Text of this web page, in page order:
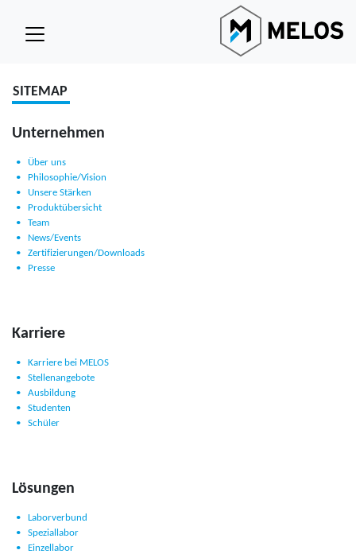
SITEMAP
Unternehmen
Über uns
Philosophie/Vision
Unsere Stärken
Produktübersicht
Team
News/Events
Zertifizierungen/Downloads
Presse
Karriere
Karriere bei MELOS
Stellenangebote
Ausbildung
Studenten
Schüler
Lösungen
Laborverbund
Speziallabor
Einzellabor